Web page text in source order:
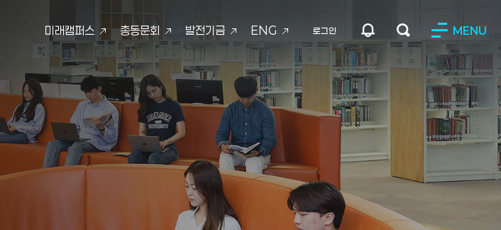
미래캠퍼스 총동문회 발전기금 ENG 로그인 MENU